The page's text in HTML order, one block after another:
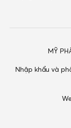
MỸ
Nhập khẩu và